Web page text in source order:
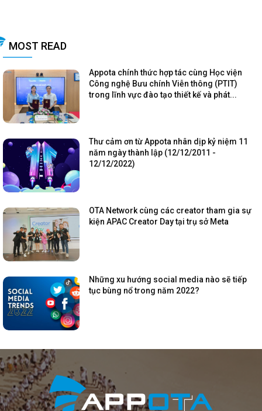
MOST READ
Appota chính thức hợp tác cùng Học viện
Công nghệ Bưu chính Viễn thông (PTIT)
trong lĩnh vực đào tạo thiết kế và phát...
Thư cảm ơn từ Appota nhân dịp kỷ niệm 11
năm ngày thành lập (12/12/2011 -
12/12/2022)
OTA Network cùng các creator tham gia sự
kiện APAC Creator Day tại trụ sở Meta
Những xu hướng social media nào sẽ tiếp
tục bùng nổ trong năm 2022?